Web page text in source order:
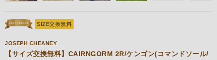
SIZE交換無料
JOSEPH CHEANEY
【サイズ交換無料】CAIRNGORM 2R/ケンゴン(コマンドソール/